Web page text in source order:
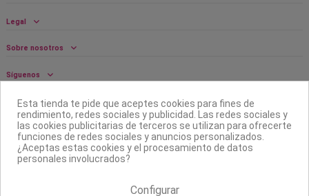
Legal
Sobre nosotros
Síguenos
Boletín
Esta tienda te pide que aceptes cookies para fines de
rendimiento, redes sociales y publicidad. Las redes sociales y
las cookies publicitarias de terceros se utilizan para ofrecerte
funciones de redes sociales y anuncios personalizados.
¿Aceptas estas cookies y el procesamiento de datos
personales involucrados?
Configurar